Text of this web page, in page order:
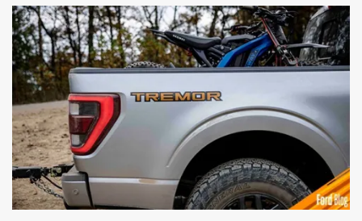
Credit
Vehículos
Comerciales
Descubre
Tu Ford
Localiza un
Distribuidor
Programa de
Mantenimiento
Vehículos
Comerciales
Motorcraft
Garantía
en
Partes
Soporte
Técnico
Soporte
Técnico
SYNC®